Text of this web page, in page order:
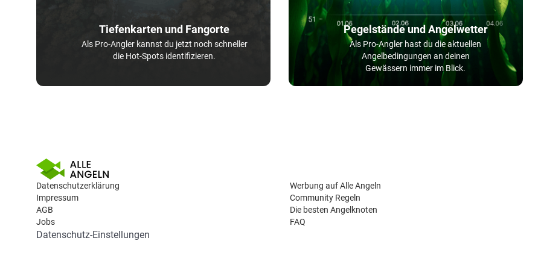
Tiefenkarten und Fangorte
Als Pro-Angler kannst du jetzt noch schneller
die Hot-Spots identifizieren.
Pegelstände und Angelwetter
Als Pro-Angler hast du die aktuellen
Angelbedingungen an deinen
Gewässern immer im Blick.
Datenschutzerklärung
Impressum
AGB
Jobs
Werbung auf Alle Angeln
Community Regeln
Die besten Angelknoten
FAQ
Datenschutz-Einstellungen